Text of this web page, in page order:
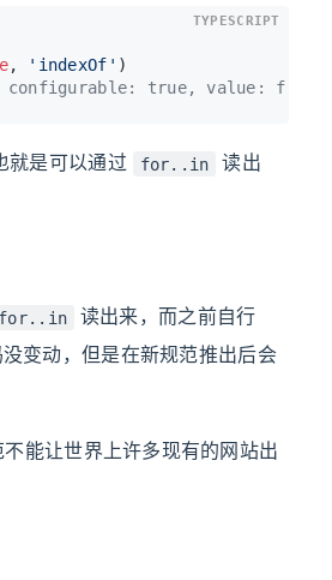
, 'indexOf' )
true, value: f() }
TYPESCRIPT
就是可以通过 for..in
读出
for..in 读出来，而之前自行
变动，但是在新规范推出后会
能让世界上许多现有的网站出